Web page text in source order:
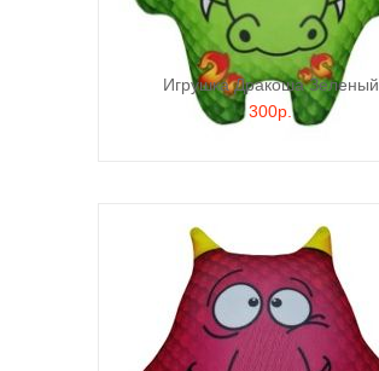
Игрушка Дракоша Зеленый
300р.